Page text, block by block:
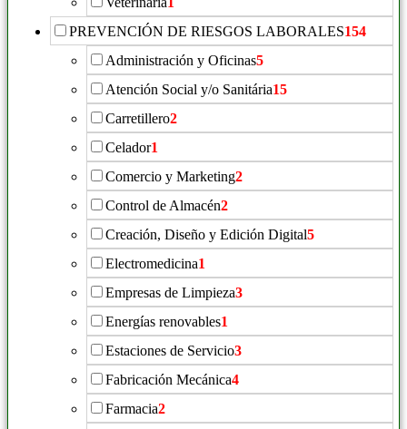
PREVENCIÓN DE RIESGOS LABORALES154
Administración y Oficinas5
Atención Social y/o Sanitária15
Carretillero2
Celador1
Comercio y Marketing2
Control de Almacén2
Creación, Diseño y Edición Digital5
Electromedicina1
Empresas de Limpieza3
Energías renovables1
Estaciones de Servicio3
Fabricación Mecánica4
Farmacia2